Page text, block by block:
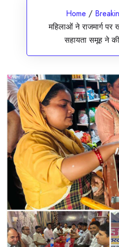
Home /
महिलाओं ने राजमार्ग पर
सहायता समूह ने